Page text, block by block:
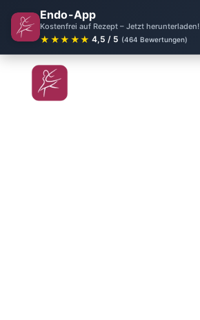
Endo-App
Kostenfrei auf Rezept – Jetzt herunterladen!
★★★★★ 4,5 / 5 (464 Bewertungen)